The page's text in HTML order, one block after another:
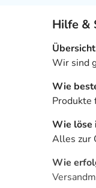
Hilfe &
Übersicht
Wir sind
Wie
Produkte
Wie löse
Alles zur
Wie